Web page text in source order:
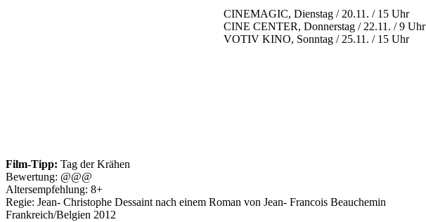
CINEMAGIC, Dienstag / 20.11. / 15 Uhr
CINE CENTER, Donnerstag / 22.11. / 9 Uhr
VOTIV KINO, Sonntag / 25.11. / 15 Uhr
Film-Tipp: Tag der Krähen
Bewertung: @@@
Altersempfehlung: 8+
Regie: Jean- Christophe Dessaint nach einem Roman von Jean- Francois Beauchemin
Frankreich/Belgien 2012